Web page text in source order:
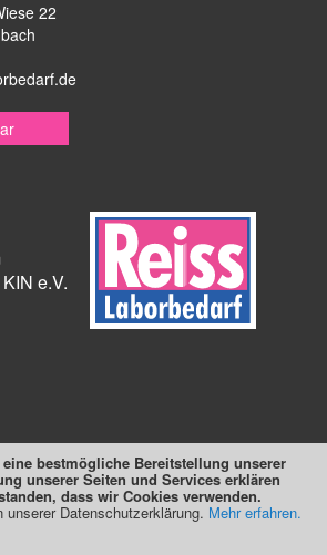
bestmögliche Bereitstellung unserer
unserer Seiten und Services erklären
dass wir Cookies verwenden.
unserer Datenschutzerklärung. Mehr erfahren.
22
e.V.
unterstützt vonElasticSuite